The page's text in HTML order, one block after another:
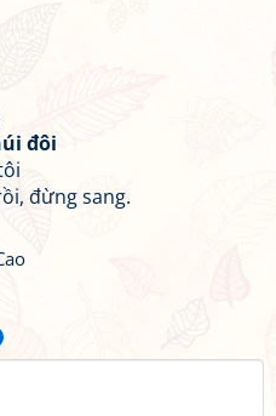
đôi
đừng sang.